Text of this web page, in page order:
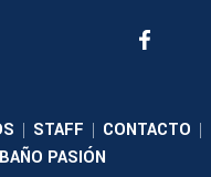
| STAFF | CONTACTO |
PASIÓN